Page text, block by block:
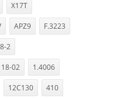
X17T
APZ9 F.3223
2
18-02 1.4006
12C130 410